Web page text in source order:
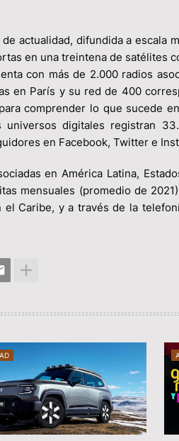
actualidad, difundida a escala
en una treintena de satélites
con más de 2.000 radios
en París y su red de 400
comprender lo que sucede
digitales registran
en Facebook, Twitter e
en América Latina,
mensuales (promedio de
el Caribe, y a través de la